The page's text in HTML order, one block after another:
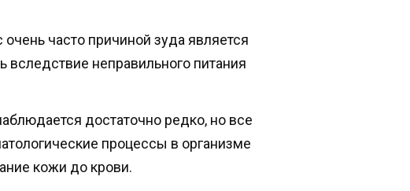
часто причиной зуда является
вследствие неправильного питания
достаточно редко, но все
процессы в организме
кожи до крови.